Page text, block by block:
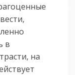
в
на